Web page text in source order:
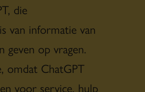
die
van informatie van
op vragen.
omdat ChatGPT
voor service, hulp